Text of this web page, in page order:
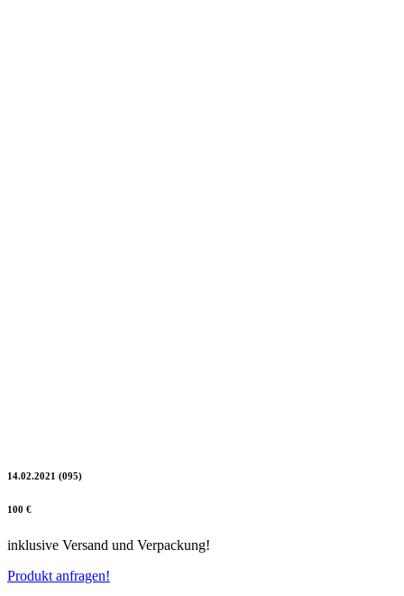
14.02.2021 (095)
100 €
inklusive Versand und Verpackung!
Produkt anfragen!